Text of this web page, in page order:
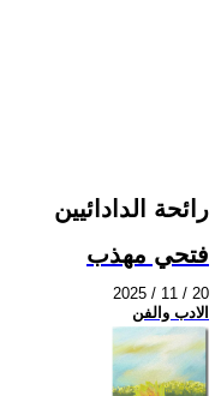
رائحة الدادائيين
فتحي مهذب
2025 / 11 / 20
الادب والفن